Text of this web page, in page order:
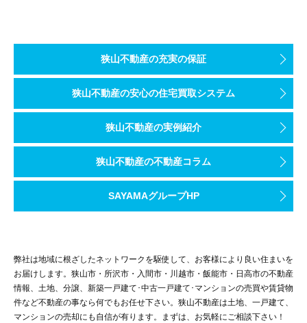
狭山不動産の充実の保証
狭山不動産の安心の住宅買取システム
狭山不動産の実例紹介
狭山不動産の不動産コラム
SAYAMAグループHP
弊社は地域に根ざしたネットワークを駆使して、お客様により良い住まいを
お届けします。狭山市・所沢市・入間市・川越市・飯能市・日高市の不動産
情報、土地、分譲、新築一戸建て･中古一戸建て･マンションの売買や賃貸物
件など不動産の事なら何でもお任せ下さい。狭山不動産は土地、一戸建て、
マンションの売却にも自信が有ります。まずは、お気軽にご相談下さい！